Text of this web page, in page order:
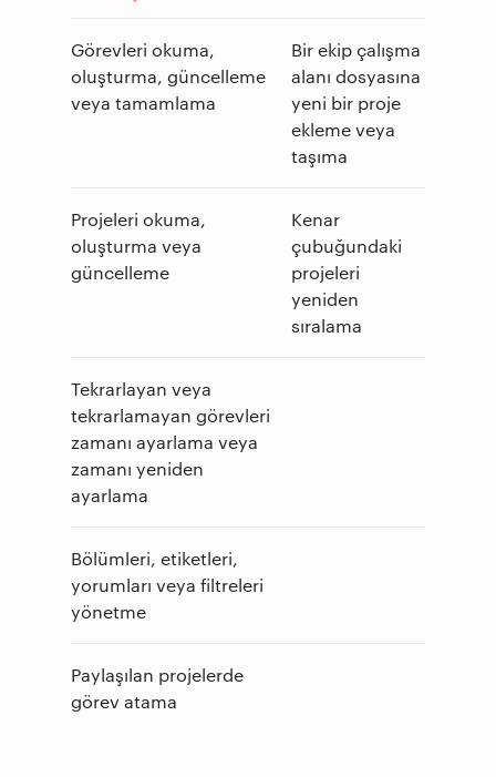
Görevleri okuma,
oluşturma, güncelleme
veya tamamlama
Bir ekip çalışma
alanı dosyasına
yeni bir proje
ekleme veya
taşıma
Projeleri okuma,
oluşturma veya
güncelleme
Kenar
çubuğundaki
projeleri
yeniden
sıralama
Tekrarlayan veya
tekrarlamayan görevleri
zamanı ayarlama veya
zamanı yeniden
ayarlama
Bölümleri, etiketleri,
yorumları veya filtreleri
yönetme
Paylaşılan projelerde
görev atama